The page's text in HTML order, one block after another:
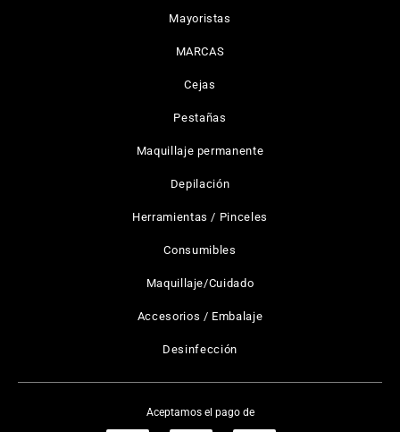
Mayoristas
MARCAS
Cejas
Pestañas
Maquillaje permanente
Depilación
Herramientas / Pinceles
Consumibles
Maquillaje/Cuidado
Accesorios / Embalaje
Desinfección
Aceptamos el pago de